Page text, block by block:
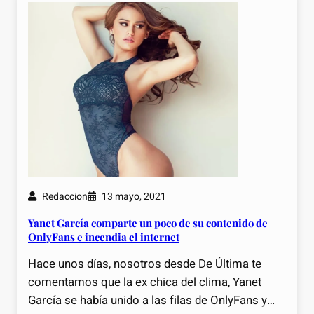
Redaccion 13 mayo, 2021
Yanet García comparte un poco de su contenido de
OnlyFans e incendia el internet
Hace unos días, nosotros desde De Última te
comentamos que la ex chica del clima, Yanet
García se había unido a las filas de OnlyFans y…